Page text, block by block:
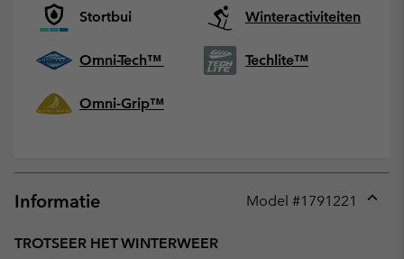
Stortbui Winteractiviteiten
Omni-Tech™ Techlite™
Omni-Grip™
Informatie Model #1791221
TROTSEER HET WINTERWEER